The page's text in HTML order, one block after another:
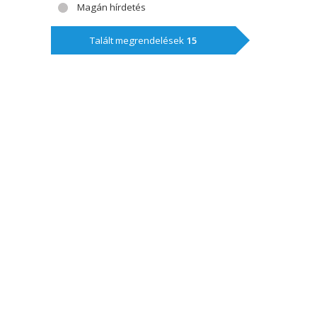
Magán hírdetés
Talált megrendelések 15